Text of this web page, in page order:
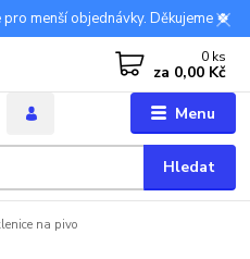
menší objednávky. Děkujeme 🍀
Menu
Hledat
0 ks
za 0,00 Kč
na pivo